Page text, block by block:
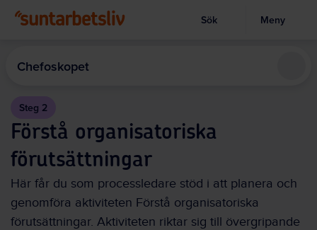
Visa sökruta
Sök Meny
Chefoskopet
Steg 2
Förstå organisatoriska
förutsättningar
Här får du som processledare stöd i att planera och
genomföra aktiviteten Förstå organisatoriska
förutsättningar. Aktiviteten riktar sig till övergripande